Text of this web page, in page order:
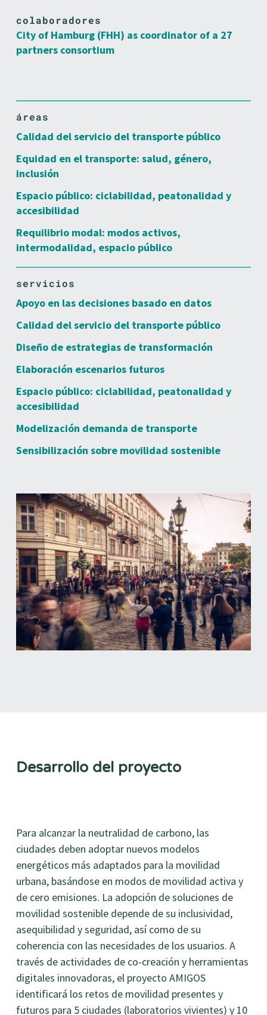
colaboradores
City of Hamburg (FHH) as coordinator of a 27
partners consortium
áreas
Calidad del servicio del transporte público
Equidad en el transporte: salud, género,
inclusión
Espacio público: ciclabilidad, peatonalidad y
accesibilidad
Requilibrio modal: modos activos,
intermodalidad, espacio público
servicios
Apoyo en las decisiones basado en datos
Calidad del servicio del transporte público
Diseño de estrategias de transformación
Elaboración escenarios futuros
Espacio público: ciclabilidad, peatonalidad y
accesibilidad
Modelización demanda de transporte
Sensibilización sobre movilidad sostenible
Desarrollo del proyecto
Para alcanzar la neutralidad de carbono, las
ciudades deben adoptar nuevos modelos
energéticos más adaptados para la movilidad
urbana, basándose en modos de movilidad activa y
de cero emisiones. La adopción de soluciones de
movilidad sostenible depende de su inclusividad,
asequibilidad y seguridad, así como de su
coherencia con las necesidades de los usuarios. A
través de actividades de co-creación y herramientas
digitales innovadoras, el proyecto AMIGOS
identificará los retos de movilidad presentes y
futuros para 5 ciudades (laboratorios vivientes) y 10